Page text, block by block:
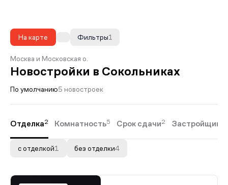
На карте 1
Фильтры
Москва и Московская о.
Новостройки в Сокольниках
По умолчанию5 новостроек
Отделка2 Комнатность5 Срок сдачи2 Застройщики
с отделкой1 без отделки4